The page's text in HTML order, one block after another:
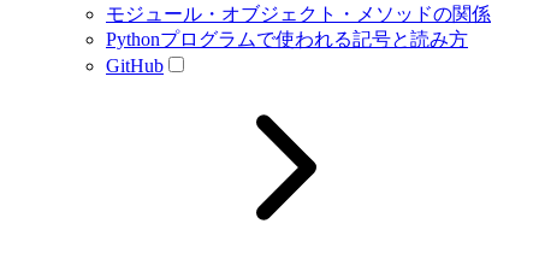
モジュール・オブジェクト・メソッドの関係
Pythonプログラムで使われる記号と読み方
GitHub